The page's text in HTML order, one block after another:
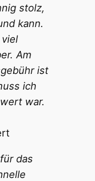
stolz,
kann.
Am
ist
ich
war.
das